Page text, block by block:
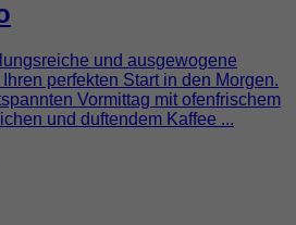
und ausgewogene
perfekten Start in den Morgen.
Vormittag mit ofenfrischem
und duftendem Kaffee ...